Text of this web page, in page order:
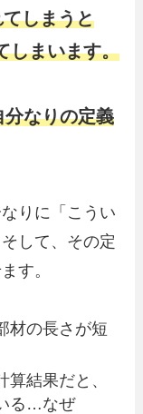
しまうと
しまいます。
分なりの定義
りに「こうい
して、その定
す。
材の長さが短
結果だと、
る…なぜ